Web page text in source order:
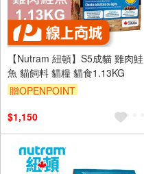
【Nutram 紐頓】S5成貓 雞肉鮭
魚 貓飼料 貓糧 貓食1.13KG
贈OPENPOINT
$1,150